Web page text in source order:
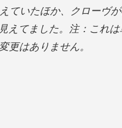
ていたほか、クローヴ
えてました。注：これ
更はありません。